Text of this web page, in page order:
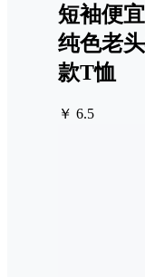
短袖便
纯色老
款T恤
￥ 6.5